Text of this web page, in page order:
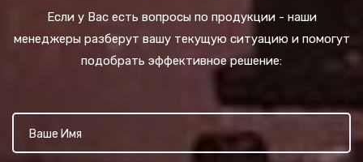
Если у Вас есть вопросы по продукции - наши
менеджеры разберут вашу текущую ситуацию и помогут
подобрать эффективное решение: